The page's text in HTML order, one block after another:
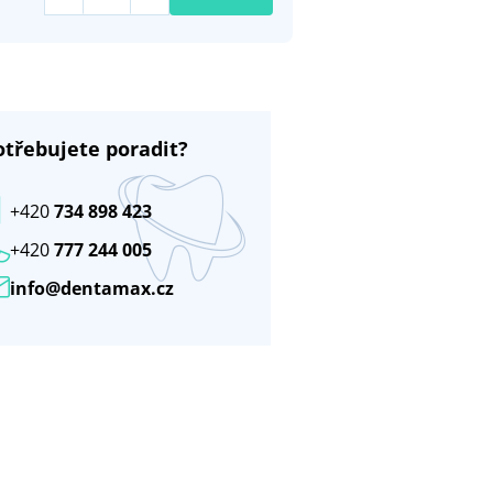
poradit?
info@dentamax.cz
+420777 244 005
+420734 898 423